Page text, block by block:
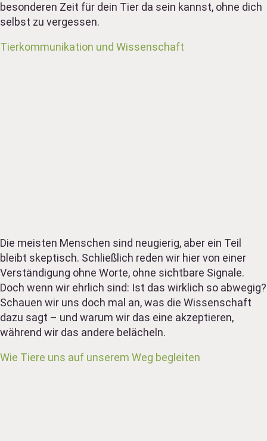
besonderen Zeit für dein Tier da sein kannst, ohne dich
selbst zu vergessen.
Tierkommunikation und Wissenschaft
Die meisten Menschen sind neugierig, aber ein Teil
bleibt skeptisch. Schließlich reden wir hier von einer
Verständigung ohne Worte, ohne sichtbare Signale.
Doch wenn wir ehrlich sind: Ist das wirklich so abwegig?
Schauen wir uns doch mal an, was die Wissenschaft
dazu sagt – und warum wir das eine akzeptieren,
während wir das andere belächeln.
Wie Tiere uns auf unserem Weg begleiten